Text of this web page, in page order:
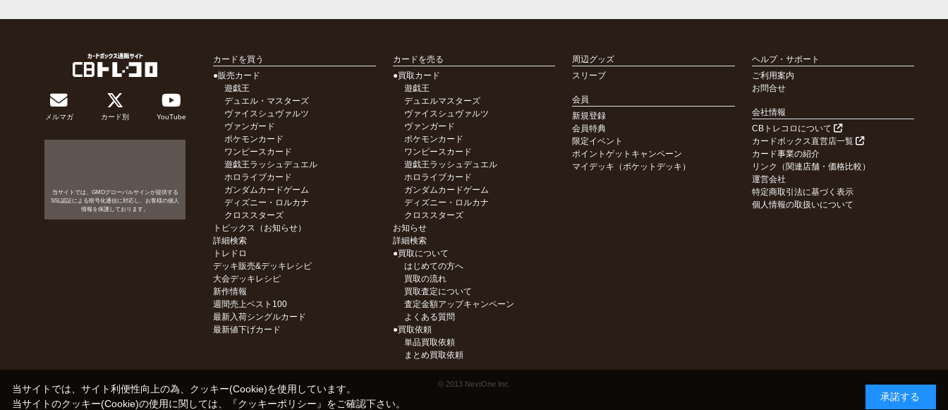
メルマガ カード別 YouTube
当サイトでは、GMOグローバルサインが提供する
SSL認証による暗号化通信に対応し、お客様の個人
情報を保護しております。
カードを買う
●販売カード
遊戯王
デュエル・マスターズ
ヴァイスシュヴァルツ
ヴァンガード
ポケモンカード
ワンピースカード
遊戯王ラッシュデュエル
ホロライブカード
ガンダムカードゲーム
ディズニー・ロルカナ
クロススターズ
トピックス（お知らせ）
詳細検索
トレドロ
デッキ販売&デッキレシピ
大会デッキレシピ
新作情報
週間売上ベスト100
最新入荷シングルカード
最新値下げカード
カードを売る
●買取カード
遊戯王
デュエルマスターズ
ヴァイスシュヴァルツ
ヴァンガード
ポケモンカード
ワンピースカード
遊戯王ラッシュデュエル
ホロライブカード
ガンダムカードゲーム
ディズニー・ロルカナ
クロススターズ
お知らせ
詳細検索
●買取について
はじめての方へ
買取の流れ
買取査定について
査定金額アップキャンペーン
よくある質問
●買取依頼
単品買取依頼
まとめ買取依頼
周辺グッズ
スリーブ
会員
新規登録
会員特典
限定イベント
ポイントゲットキャンペーン
マイデッキ（ポケットデッキ）
ヘルプ・サポート
ご利用案内
お問合せ
会社情報
CBトレコロについて
カードボックス直営店一覧
カード事業の紹介
リンク（関連店舗・価格比較）
運営会社
特定商取引法に基づく表示
個人情報の取扱いについて
© 2013 NextOne Inc.
当サイトでは、サイト利便性向上の為、クッキー(Cookie)を使用しています。
当サイトのクッキー(Cookie)の使用に関しては、『クッキーポリシー』をご確認下さい。
承諾する